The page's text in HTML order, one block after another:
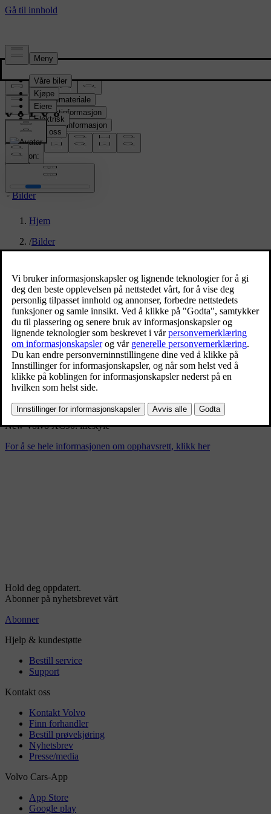
Presserom
Pressemateriale
Produktinformasjon
Selskapsinformasjon
Mediekontakter
location:
NO
Bilder
Hjem
/Bilder
New Volvo XC90: lifestyle
9/4/2024
Bokmerke
Del
Last ned
New Volvo XC90: lifestyle
For å se hele informasjonen om opphavsrett, klikk her